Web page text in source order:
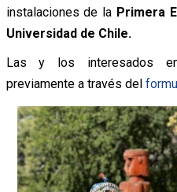
instalaciones de la Primera
Universidad de Chile.
Las y los interesados
previamente a través del